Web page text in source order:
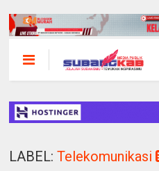
LABEL:Telekomunikasi